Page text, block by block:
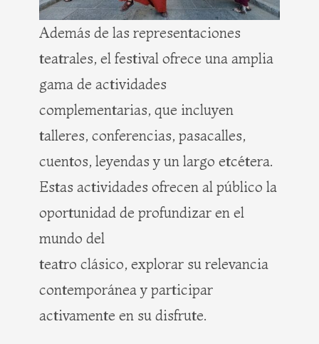
Además de las representaciones
teatrales, el festival ofrece una amplia
gama de actividades
complementarias, que incluyen
talleres, conferencias, pasacalles,
cuentos, leyendas y un largo etcétera.
Estas actividades ofrecen al público la
oportunidad de profundizar en el
mundo del
teatro clásico, explorar su relevancia
contemporánea y participar
activamente en su disfrute.